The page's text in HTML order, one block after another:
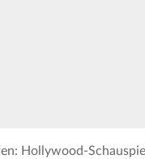
Hollywood-